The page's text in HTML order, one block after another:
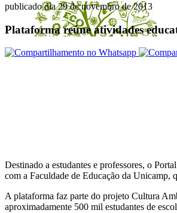
publicado dia 29 de novembro de 2013
Plataforma reúne atividades
Destinado a estudantes e professores, o
com a Faculdade de Educação da Unicamp,
A plataforma faz parte do projeto Cultura
aproximadamente 500 mil estudantes de